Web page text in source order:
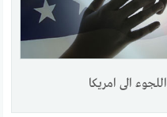
الى امريكا